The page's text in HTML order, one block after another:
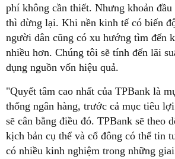
phí không cần thiết. Nhưng khoản
thì dừng lại. Khi nền kinh tế có biến
người dân cũng có xu hướng tìm đến
nhiều hơn. Chúng tôi sẽ tính đến lãi
dụng nguồn vốn hiệu quả.
"Quyết tâm cao nhất của TPBank là
thống ngân hàng, trước cả mục tiêu
sẽ cân bằng điều đó. TPBank sẽ theo
kịch bản cụ thể và cổ đông có thể tin
có nhiều kinh nghiệm trong những